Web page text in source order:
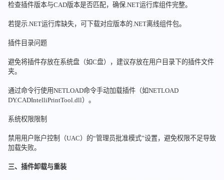
检查插件版本与CAD版本是否匹配，确保.NET运行库组件完整。
若提示.NET运行库缺失，可下载对应版本的.NET离线组件包。
插件目录问题
避免将插件存放在系统盘（如C盘），建议存放在用户目录下的插件文件
夹。
通过命令行使用NETLOAD命令手动加载插件（如NETLOAD
DY.CADIntelliPrintTool.dll）。
系统权限限制
禁用用户账户控制（UAC）的“管理员批准模式”设置，避免权限不足导致
加载失败。
三、插件卸载与重装